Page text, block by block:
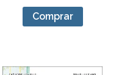
Comprar